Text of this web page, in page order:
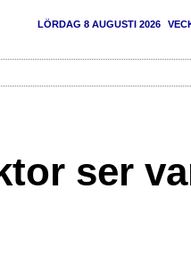
LÖRDAG 8 AUGUSTI 2026
ser